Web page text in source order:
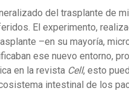
del trasplante de
El experimento,
–en su mayoría,
ese nuevo entorno,
en la revista Cell, esto
intestinal de los